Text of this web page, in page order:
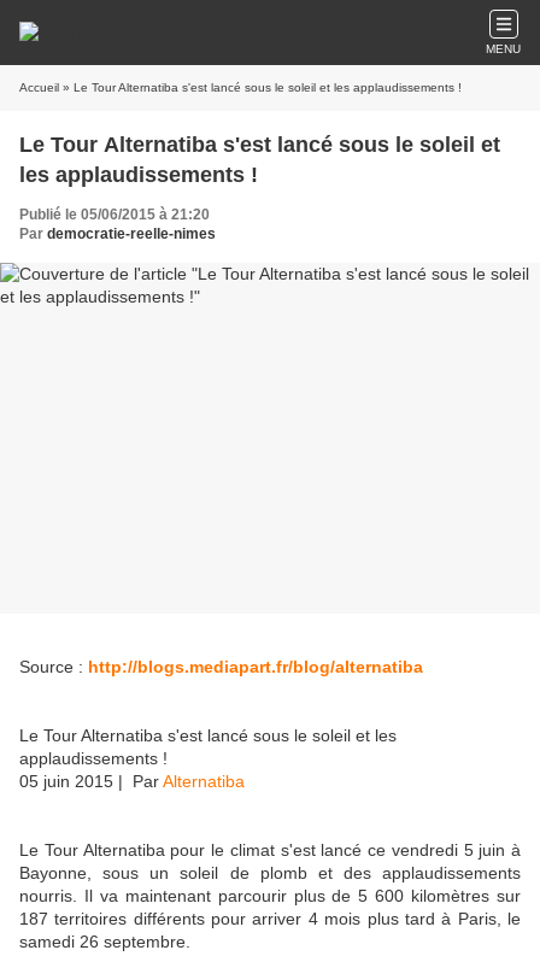
MENU
Accueil » Le Tour Alternatiba s'est lancé sous le soleil et les applaudissements !
Le Tour Alternatiba s'est lancé sous le soleil et
les applaudissements !
Publié le 05/06/2015 à 21:20
Par democratie-reelle-nimes
Source : http://blogs.mediapart.fr/blog/alternatiba
Le Tour Alternatiba s'est lancé sous le soleil et les
applaudissements !
05 juin 2015 | ParAlternatiba
Le Tour Alternatiba pour le climat s'est lancé ce vendredi 5 juin à
Bayonne, sous un soleil de plomb et des applaudissements
nourris. Il va maintenant parcourir plus de 5 600 kilomètres sur
187 territoires différents pour arriver 4 mois plus tard à Paris, le
samedi 26 septembre.